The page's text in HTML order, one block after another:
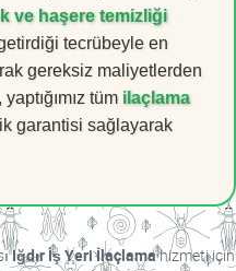
ve haşere temizliği
tecrübeyle en
gereksiz maliyetlerden
tüm ilaçlama
garantisi sağlayarak
Iğdır İş Yeri İlaçlamahizmeti için